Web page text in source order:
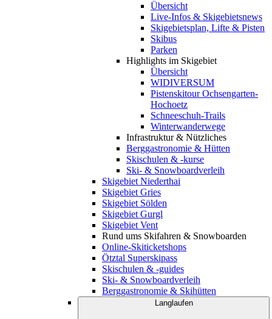
Übersicht
Live-Infos & Skigebietsnews
Skigebietsplan, Lifte & Pisten
Skibus
Parken
Highlights im Skigebiet
Übersicht
WIDIVERSUM
Pistenskitour Ochsengarten-
Hochoetz
Schneeschuh-Trails
Winterwanderwege
Infrastruktur & Nützliches
Berggastronomie & Hütten
Skischulen & -kurse
Ski- & Snowboardverleih
Skigebiet Niederthai
Skigebiet Gries
Skigebiet Sölden
Skigebiet Gurgl
Skigebiet Vent
Rund ums Skifahren & Snowboarden
Online-Skiticketshops
Ötztal Superskipass
Skischulen & -guides
Ski- & Snowboardverleih
Berggastronomie & Skihütten
Langlaufen